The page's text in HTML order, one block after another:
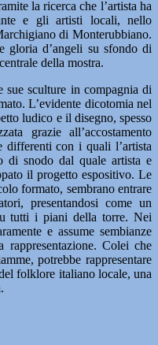
la ricerca che l’artista ha
e gli artisti locali, nello
di Monterubbiano.
gloria d’angeli su sfondo di
della mostra.
sue sculture in compagnia di
L’evidente dicotomia nel
ludico e il disegno, spesso
grazie all’accostamento
differenti con i quali l’artista
di snodo dal quale artista e
il progetto espositivo. Le
formato, sembrano entrare
presentandosi come un
tutti i piani della torre. Nei
e assume sembianze
Colei che
potrebbe rappresentare
folklore italiano locale, una